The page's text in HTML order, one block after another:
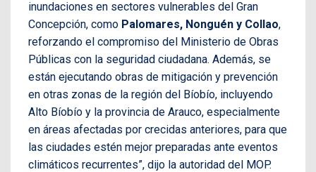
inundaciones en sectores vulnerables del Gran
Concepción, como Palomares, Nonguén y Collao,
reforzando el compromiso del Ministerio de Obras
Públicas con la seguridad ciudadana. Además, se
están ejecutando obras de mitigación y prevención
en otras zonas de la región del Bíobío, incluyendo
Alto Bíobío y la provincia de Arauco, especialmente
en áreas afectadas por crecidas anteriores, para que
las ciudades estén mejor preparadas ante eventos
climáticos recurrentes”, dijo la autoridad del MOP.